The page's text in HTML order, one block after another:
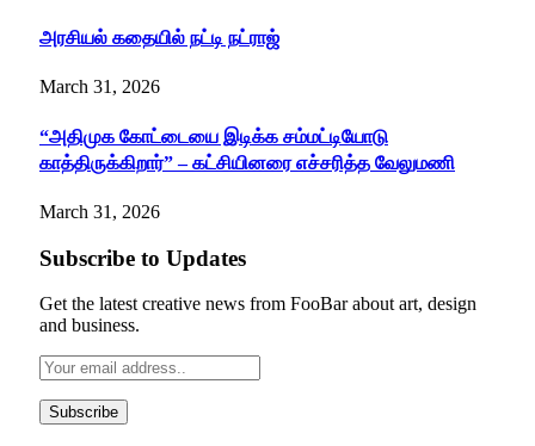
அரசியல் கதையில் நட்டி நட்ராஜ்
March 31, 2026
“அதிமுக கோட்டையை இடிக்க சம்மட்டியோடு
காத்திருக்கிறார்” – கட்சியினரை எச்சரித்த வேலுமணி
March 31, 2026
Subscribe to Updates
Get the latest creative news from FooBar about art, design
and business.